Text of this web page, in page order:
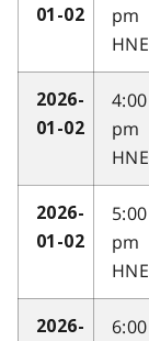
01-02
pm
HNE
2026-
01-02
4:00
pm
HNE
2026-
01-02
5:00
pm
HNE
2026-
6:00